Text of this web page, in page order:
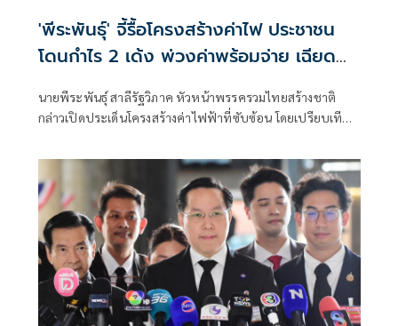
'พีระพันธุ์' จี้รื้อโครงสร้างค่าไฟ ประชาชน
โดนกำไร 2 เด้ง พ่วงค่าพร้อมจ่าย เฉียด
นายพีระพันธุ์ สาลีรัฐวิภาค หัวหน้าพรรครวมไทยสร้างชาติ
กล่าวเปิดประเด็นโครงสร้างค่าไฟฟ้าที่ซับซ้อน โดยเปรียบเทียบ
สุดท้ายภาระทั้งหมดตกอยู่ที่ประชาชน